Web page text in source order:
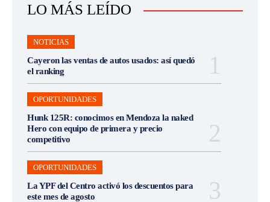
LO MÁS LEÍDO
NOTICIAS
Cayeron las ventas de autos usados: así quedó
el ranking
OPORTUNIDADES
Hunk 125R: conocimos en Mendoza la naked
Hero con equipo de primera y precio
competitivo
OPORTUNIDADES
La YPF del Centro activó los descuentos para
este mes de agosto